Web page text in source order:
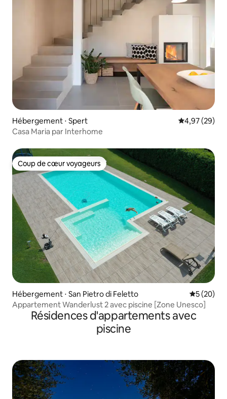
Hébergement ⋅ Spert Évaluation
4,97 (29)
Casa Maria par Interhome
Coup de cœur voyageurs
Coup de cœur voyageurs
Hébergement ⋅ San Pietro di Feletto
5 (20)
Appartement Wanderlust 2 avec piscine [Zone Unesco]
Résidences d'appartements avec
piscine